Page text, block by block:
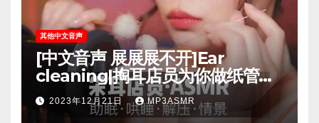
其他中文音声
[中文音声 展展展不开]Ear
cleaning|掏耳店员为你做纸管采
耳！40分钟超长角色扮演，超“刺
激”体验，“爽”到妙不可言
2023年12月21日 MP3ASMR